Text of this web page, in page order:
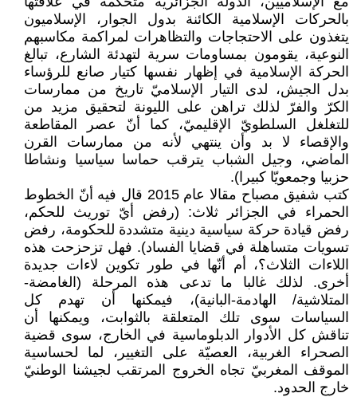
بالحركات الإسلامية الكائنة بدول الجوار، الإسلاميون
يتغذون على الاحتجاجات والتظاهرات لمراكمة مكاسبهم
النوعية، يقومون بمساومات سرية لتهدئة الشارع، تبالغ
الحركة الإسلامية في إظهار نفسها كتيار صانع للرؤساء
بدل الجيش، لدى التيار الإسلاميّ تاريخ من ممارسات
الكرّ والفرّ لذلك تراهن على الليونة لتحقيق مزيد من
للتغلغل السلطويّ الإقليميّ، كما أنّ عصر المقاطعة
والإقصاء لا بد وأن ينتهي لأنه من ممارسات القرن
الماضي، وجيل الشباب يترقب حماسا سياسيا ونشاطا
حزبيا وجمعويّا كبيرا).
كتب شفيق مصباح مقالا عام 2015 قال فيه أنّ الخطوط
الحمراء في الجزائر ثلاث: (رفض أيّ توريث للحكم،
رفض قيادة حركة سياسية دينية متشددة للحكومة، رفض
تسويات متساهلة في قضايا الفساد). فهل تزحزحت هذه
اللاءات الثلاث؟، أم أنّها في طور تكوين لاءات جديدة
أخرى. لذلك غالبا ما تدعى هذه المرحلة (الغامضة-
المتلاشية/ الهادمة-البانية)، فيمكنها أن تهدم كل
السياسات سوى تلك المتعلقة بالثوابت، ويمكنها أن
تناقش كل الأدوار الدبلوماسية في الخارج، سوى قضية
الصحراء الغربية، العصيّة على التغيير، لما لحساسية
الموقف المغربيّ تجاه الخروج المرتقب لجيشنا الوطنيّ
خارج الحدود.